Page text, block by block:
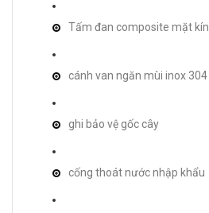
Tấm đan composite mặt kín
cánh van ngăn mùi inox 304
ghi bảo vệ gốc cây
cống thoát nước nhập khẩu